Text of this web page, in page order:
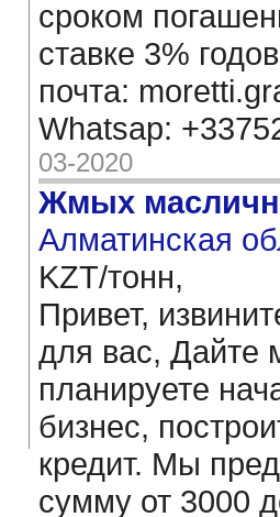
сроком
ставке 3%
почта:
Whatsap:
03-2020
Жмых
Алматинская
KZT/тонн,
Привет,
для вас, Дайте
планируете
бизнес,
кредит. Мы
сумму от 3000